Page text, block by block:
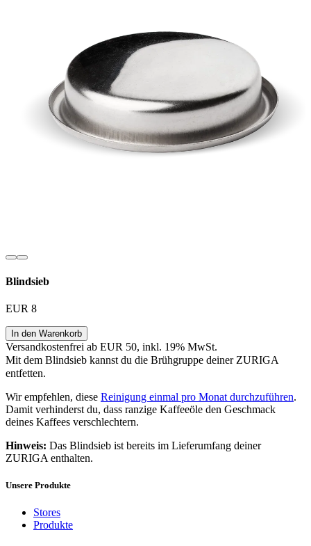
Blindsieb
EUR 8
In den Warenkorb
Versandkostenfrei ab EUR 50, inkl. 19% MwSt.
Mit dem Blindsieb kannst du die Brühgruppe deiner ZURIGA
entfetten.
Wir empfehlen, diese Reinigung einmal pro Monat durchzuführen.
Damit verhinderst du, dass ranzige Kaffeeöle den Geschmack
deines Kaffees verschlechtern.
Hinweis: Das Blindsieb ist bereits im Lieferumfang deiner
ZURIGA enthalten.
Unsere Produkte
Stores
Produkte